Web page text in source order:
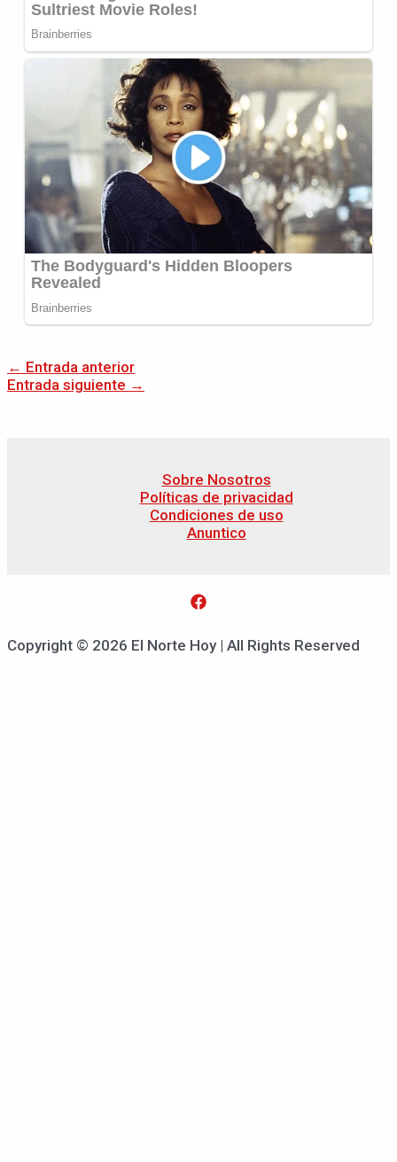
← Entrada anterior
Entrada siguiente →
Sobre Nosotros
Políticas de privacidad
Condiciones de uso
Anuntico
Copyright © 2026 El Norte Hoy | All Rights Reserved